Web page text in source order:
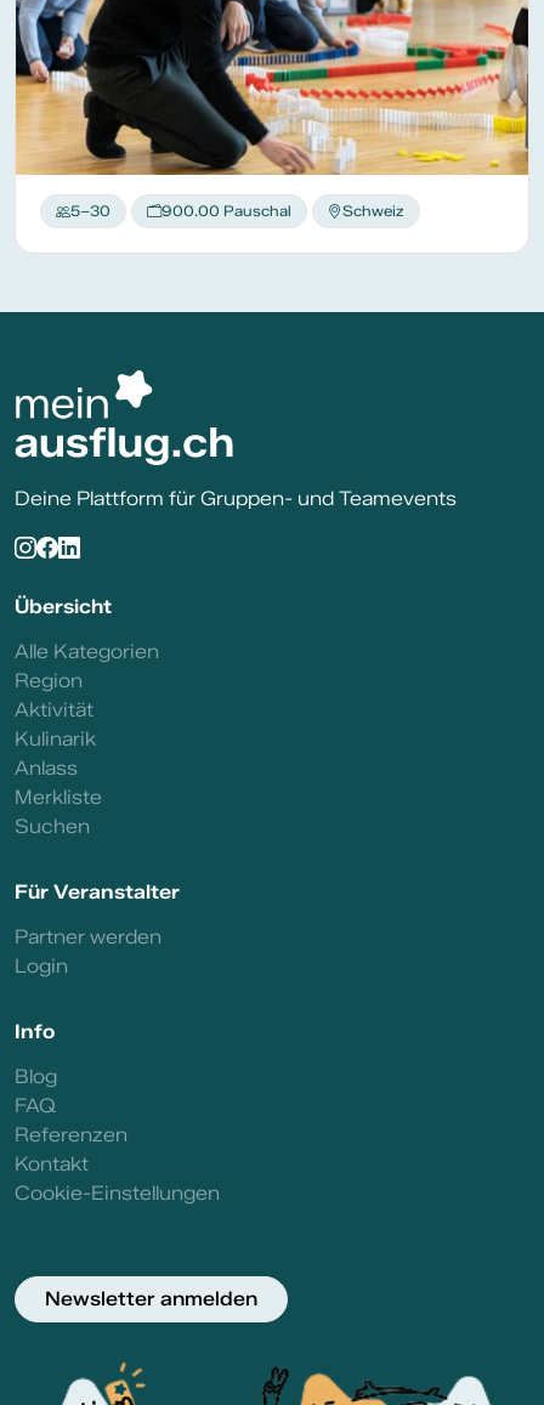
5–30 900.00 Pauschal Schweiz
Deine Plattform für Gruppen- und Teamevents
Übersicht
Alle Kategorien
Region
Aktivität
Kulinarik
Anlass
Merkliste
Suchen
Für Veranstalter
Partner werden
Login
Info
Blog
FAQ
Referenzen
Kontakt
Cookie-Einstellungen
Newsletter anmelden